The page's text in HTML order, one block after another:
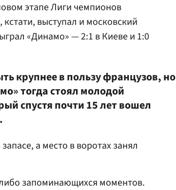
этапе Лиги чемпионов
выступал и московский
«Динамо» — 2:1 в Киеве и 1:0
крупнее в пользу французов, но
тогда стоял молодой
спустя почти 15 лет вошел
а место в воротах занял
запоминающихся моментов.